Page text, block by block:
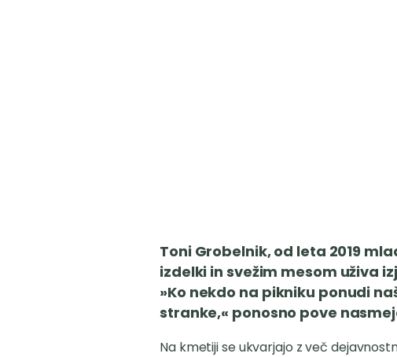
Toni Grobelnik, od leta 2019
izdelki in svežim mesom uživa
»Ko nekdo na pikniku ponudi
stranke,« ponosno pove
Na kmetiji se ukvarjajo z več